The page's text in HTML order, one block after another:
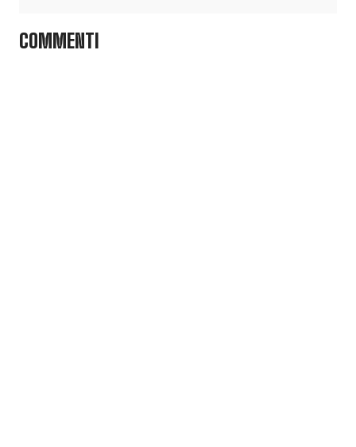
COMMENTI